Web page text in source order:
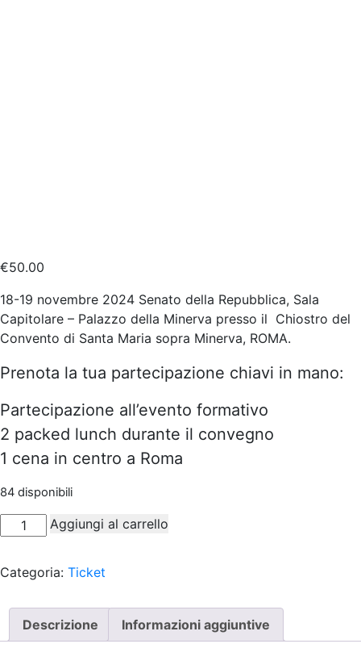
€50.00
18-19 novembre 2024 Senato della Repubblica, Sala
Capitolare – Palazzo della Minerva presso il Chiostro del
Convento di Santa Maria sopra Minerva, ROMA.
Prenota la tua partecipazione chiavi in mano:
Partecipazione all’evento formativo
2 packed lunch durante il convegno
1 cena in centro a Roma
84 disponibili
Convegno
CENTRALITÀ
PROMOZIONE
DELLA
Aggiungi al carrello
Categoria: Ticket
Descrizione Informazioni aggiuntive